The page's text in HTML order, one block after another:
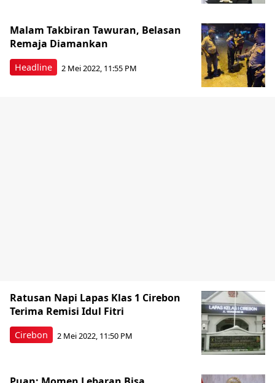
Headline
Malam Takbiran Tawuran, Belasan
Remaja Diamankan
2 Mei 2022, 11:55 PM
Cirebon
Ratusan Napi Lapas Klas 1 Cirebon
Terima Remisi Idul Fitri
2 Mei 2022, 11:50 PM